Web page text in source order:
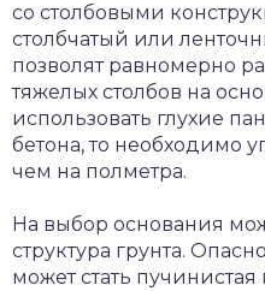
со столбовыми
столбчатый или
позволят равномерно
тяжелых столбов на
использовать глухие
бетона, то необходимо
чем на полметра.
На выбор основания
структура грунта.
может стать